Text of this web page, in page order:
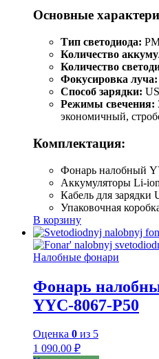
Основные
Тип светодиода:
Количество
Количество
Фокусировка луча:
Способ зарядки:
Режимы свечения:
экономичный,
Комплектация:
Фонарь налобный
Аккумуляторы Li-
Кабель для
Упаковочная
В корзину
Налобные фонари
Фонарь
YYC-8067-P50
Оценка 0 из 5
1 090.00 ₽